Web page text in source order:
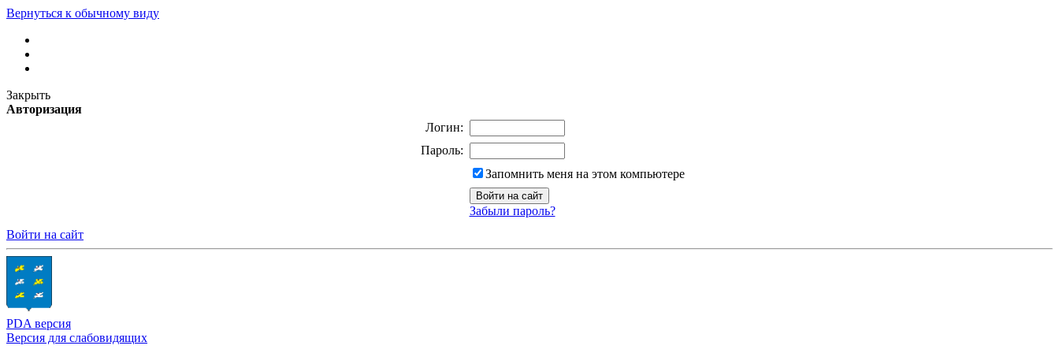
Вернуться к обычному виду
Закрыть
Авторизация
Логин:
Пароль:
Запомнить меня на этом компьютере
Забыли пароль?
Войти на сайт
PDA версия
Версия для слабовидящих